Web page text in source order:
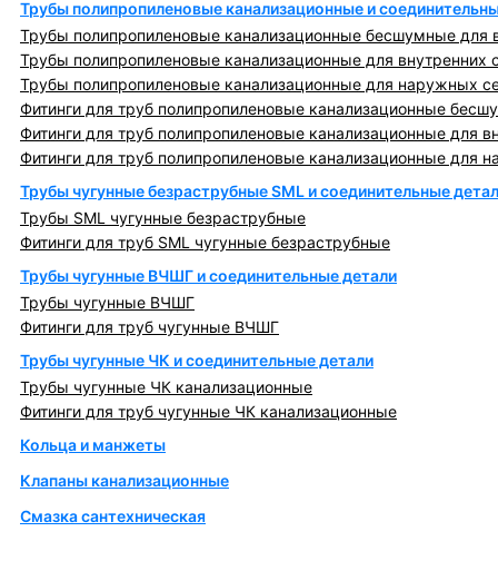
Трубы полипропиленовые канализационные и
Трубы полипропиленовые канализационные бесшумные для
Трубы полипропиленовые канализационные для внутренних
Трубы полипропиленовые канализационные для наружных
Фитинги для труб полипропиленовые канализационные
Фитинги для труб полипропиленовые канализационные для
Фитинги для труб полипропиленовые канализационные для
Трубы чугунные безраструбные SML и соединительные
Трубы SML чугунные безраструбные
Фитинги для труб SML чугунные безраструбные
Трубы чугунные ВЧШГ и соединительные детали
Трубы чугунные ВЧШГ
Фитинги для труб чугунные ВЧШГ
Трубы чугунные ЧК и соединительные детали
Трубы чугунные ЧК канализационные
Фитинги для труб чугунные ЧК канализационные
Кольца и манжеты
Клапаны канализационные
Смазка сантехническая